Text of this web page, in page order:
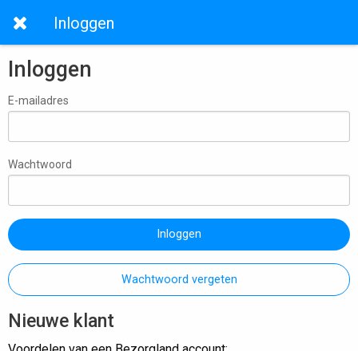
Inloggen
Inloggen
E-mailadres
Wachtwoord
Inloggen
Wachtwoord vergeten
Nieuwe klant